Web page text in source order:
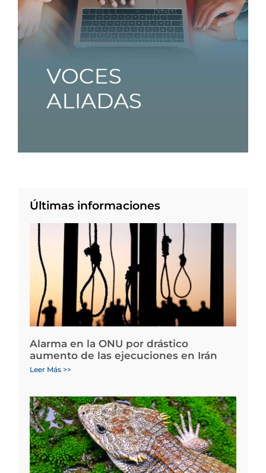
Últimas informaciones
Alarma en la ONU por drástico
aumento de las ejecuciones en Irán
Leer Más >>